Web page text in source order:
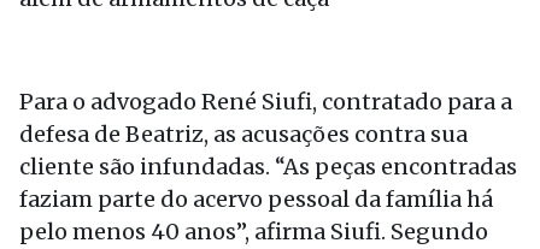
Para o advogado René Siufi, contratado para a
defesa de Beatriz, as acusações contra sua
cliente são infundadas. “As peças encontradas
faziam parte do acervo pessoal da família há
pelo menos 40 anos”, afirma Siufi. Segundo